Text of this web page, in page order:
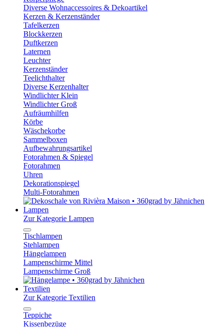
Diverse Wohnaccessoires & Dekoartikel
Kerzen & Kerzenständer
Tafelkerzen
Blockkerzen
Duftkerzen
Laternen
Leuchter
Kerzenständer
Teelichthalter
Diverse Kerzenhalter
Windlichter Klein
Windlichter Groß
Aufräumhilfen
Körbe
Wäschekorbe
Sammelboxen
Aufbewahrungsartikel
Fotorahmen & Spiegel
Fotorahmen
Uhren
Dekorationspiegel
Multi-Fotorahmen
Lampen
Zur Kategorie Lampen
Tischlampen
Stehlampen
Hängelampen
Lampenschirme Mittel
Lampenschirme Groß
Textilien
Zur Kategorie Textilien
Teppiche
Kissenbezüge